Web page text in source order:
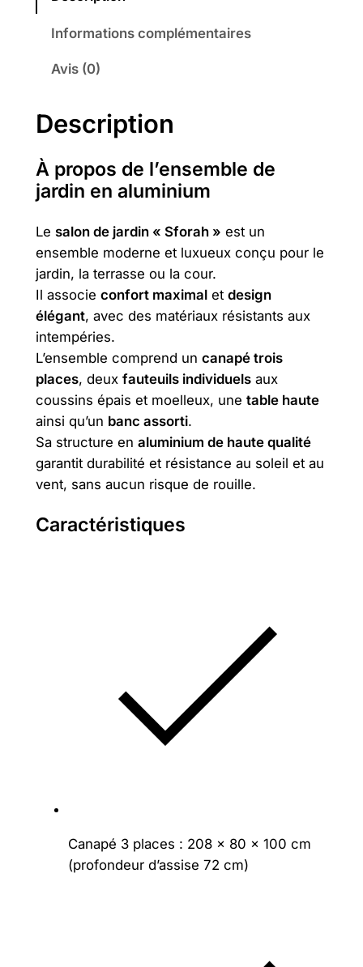
t
,
9
₪
.
,
₪
e
F
a
r
o
Informations complémentaires
Avis (0)
Description
À propos de l’ensemble de
jardin en aluminium
Le salon de jardin « Sforah » est un
ensemble moderne et luxueux conçu pour le
jardin, la terrasse ou la cour.
Il associe confort maximalet design
élégant, avec des matériaux résistants aux
intempéries.
L’ensemble comprend un canapé trois
places, deux fauteuils individuelsaux
coussins épais et moelleux, une table haute
ainsi qu’un banc assorti.
Sa structure en aluminium de haute qualité
garantit durabilité et résistance au soleil et au
vent, sans aucun risque de rouille.
Caractéristiques
Canapé 3 places : 208 × 80 × 100 cm
(profondeur d’assise 72 cm)